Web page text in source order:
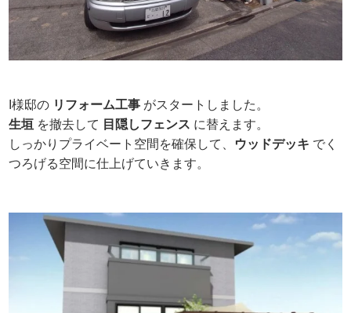
I様邸の リフォーム工事 がスタートしました。
生垣 を撤去して 目隠しフェンス に替えます。
しっかりプライベート空間を確保して、
ウッドデッキ でく
つろげる空間に仕上げていきます。